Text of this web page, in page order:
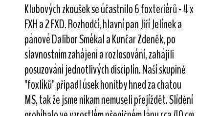
Klubových zkoušek se účastnilo 6 foxteriérů - 4 x
FXH a 2 FXD. Rozhodčí, hlavní pan Jiří Jelínek a
pánové Dalibor Smékal a Kunčar Zdeněk, po
slavnostním zahájení a rozlosování, zahájili
posuzování jednotlivých disciplín. Naší skupině
"foxlíků" připadl úsek honitby hned za chatou
MS, tak že jsme nikam nemuseli přejíždět. Slídění